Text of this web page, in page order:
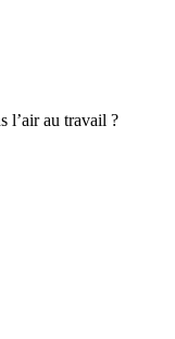
l’air au travail ?